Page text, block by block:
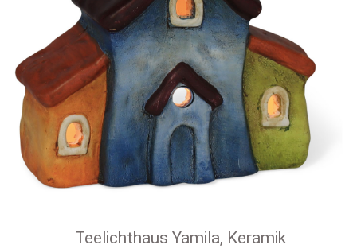
Teelichthaus Yamila, Keramik